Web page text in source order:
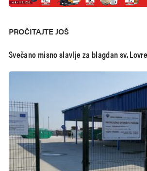
PROČITAJTE JOŠ
Svečano misno slavlje za blagdan sv.